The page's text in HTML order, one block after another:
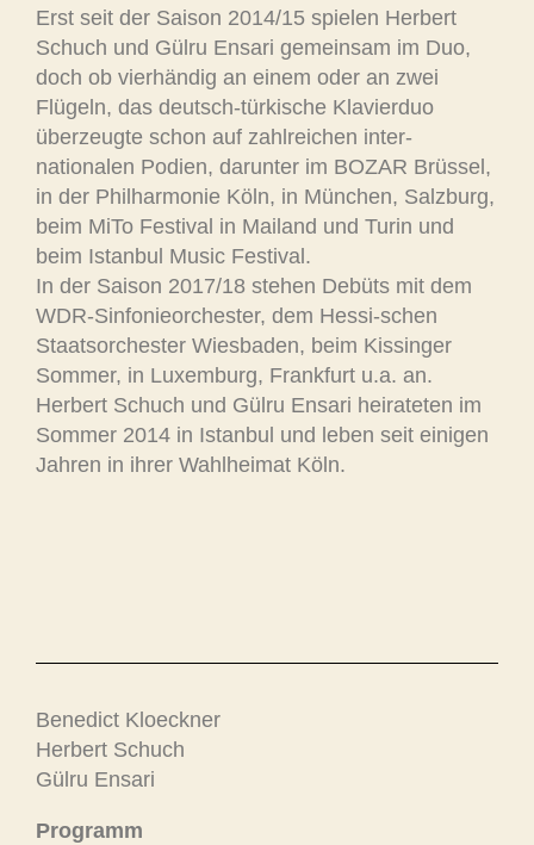
Erst seit der Saison 2014/15 spielen Herbert
Schuch und Gülru Ensari gemeinsam im Duo,
doch ob vierhändig an einem oder an zwei
Flügeln, das deutsch-türkische Klavierduo
überzeugte schon auf zahlreichen inter-
nationalen Podien, darunter im BOZAR Brüssel,
in der Philharmonie Köln, in München, Salzburg,
beim MiTo Festival in Mailand und Turin und
beim Istanbul Music Festival.
In der Saison 2017/18 stehen Debüts mit dem
WDR-Sinfonieorchester, dem Hessi-schen
Staatsorchester Wiesbaden, beim Kissinger
Sommer, in Luxemburg, Frankfurt u.a. an.
Herbert Schuch und Gülru Ensari heirateten im
Sommer 2014 in Istanbul und leben seit einigen
Jahren in ihrer Wahlheimat Köln.
Benedict Kloeckner
Herbert Schuch
Gülru Ensari
Programm